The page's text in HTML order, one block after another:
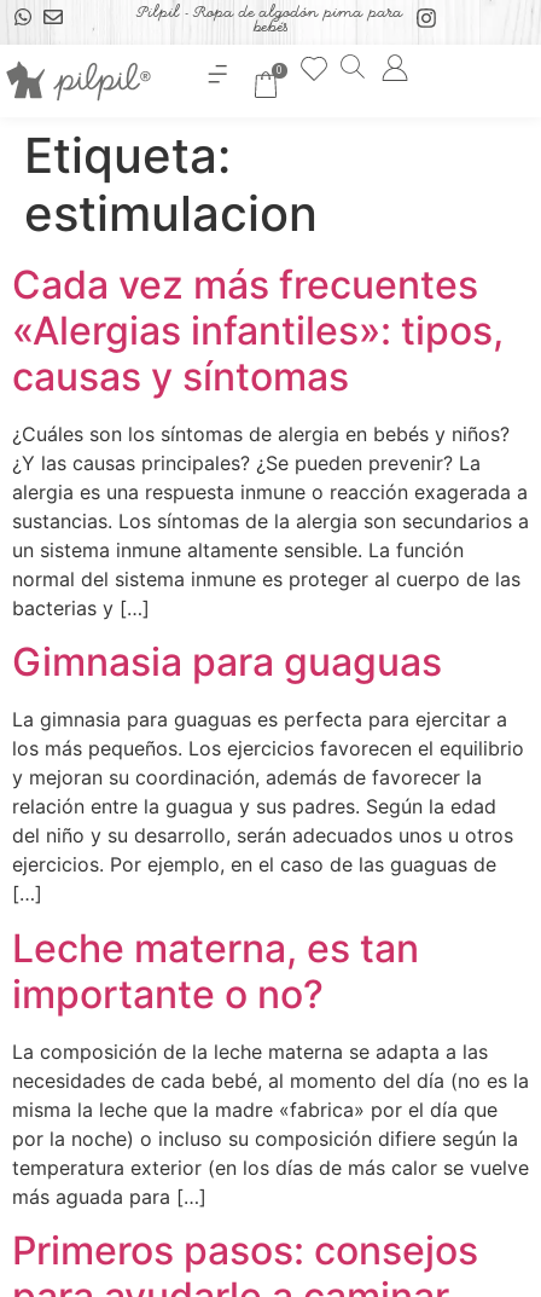
Pilpil - Ropa de algodón pima para
bebés
0
Etiqueta:
estimulacion
Cada vez más frecuentes
«Alergias infantiles»: tipos,
causas y síntomas
¿Cuáles son los síntomas de alergia en bebés y niños?
¿Y las causas principales? ¿Se pueden prevenir? La
alergia es una respuesta inmune o reacción exagerada a
sustancias. Los síntomas de la alergia son secundarios a
un sistema inmune altamente sensible. La función
normal del sistema inmune es proteger al cuerpo de las
bacterias y […]
Gimnasia para guaguas
La gimnasia para guaguas es perfecta para ejercitar a
los más pequeños. Los ejercicios favorecen el equilibrio
y mejoran su coordinación, además de favorecer la
relación entre la guagua y sus padres. Según la edad
del niño y su desarrollo, serán adecuados unos u otros
ejercicios. Por ejemplo, en el caso de las guaguas de
[…]
Leche materna, es tan
importante o no?
La composición de la leche materna se adapta a las
necesidades de cada bebé, al momento del día (no es la
misma la leche que la madre «fabrica» por el día que
por la noche) o incluso su composición difiere según la
temperatura exterior (en los días de más calor se vuelve
más aguada para […]
Primeros pasos: consejos